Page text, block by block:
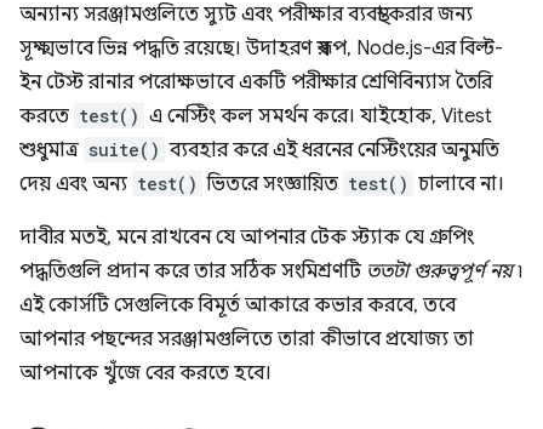
অন্যান্য সরঞ্জামগুলিতে স্যুট এবং পরীক্ষার ব্যবস্থা করার জন্য
সূক্ষ্মভাবে ভিন্ন পদ্ধতি রয়েছে। উদাহরণ স্বরূপ, Node.js-এর বিল্ট-
ইন টেস্ট রানার পরোক্ষভাবে একটি পরীক্ষার শ্রেণিবিন্যাস তৈরি
করতে test() এ নেস্টিং কল সমর্থন করে। যাইহোক, Vitest
শুধুমাত্র suite() ব্যবহার করে এই ধরনের নেস্টিংয়ের অনুমতি
দেয় এবং অন্য test() ভিতরে সংজ্ঞায়িত test() চালাবে না।
দাবীর মতই, মনে রাখবেন যে আপনার টেক স্ট্যাক যে গ্রুপিং
পদ্ধতিগুলি প্রদান করে তার সঠিক সংমিশ্রণটি ততটা গুরুত্বপূর্ণ নয়৷
এই কোর্সটি সেগুলিকে বিমূর্ত আকারে কভার করবে, তবে
আপনার পছন্দের সরঞ্জামগুলিতে তারা কীভাবে প্রযোজ্য তা
আপনাকে খুঁজে বের করতে হবে।